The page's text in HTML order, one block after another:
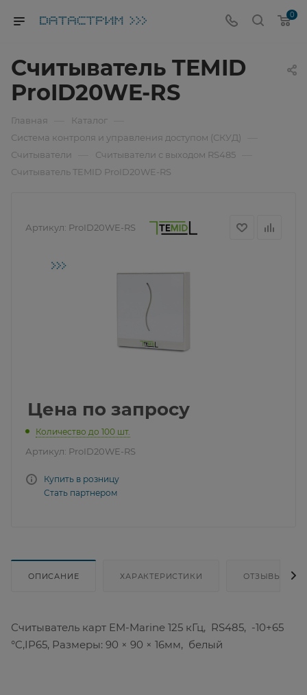
0
Считыватель TEMID
ProID20WE-RS
Главная Каталог
Система контроля и управления доступом (СКУД)
Считыватели Считыватели с выходом RS485
Считыватель TEMID ProID20WE-RS
Артикул: ProID20WE-RS
Цена по запросу
Количество до 100 шт.
Артикул: ProID20WE-RS
Купить в розницу
Стать партнером
ОПИСАНИЕ ХАРАКТЕРИСТИКИ ОТЗЫВЫ
Считыватель карт EM-Marine 125 кГц, RS485, -10+65
°C,IP65, Размеры: 90 × 90 × 16мм, белый